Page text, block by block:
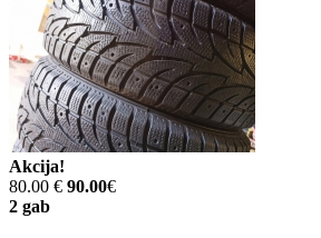
Akcija!
80.00 € 90.00€
2 gab